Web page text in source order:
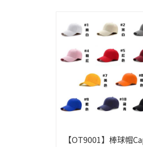
【OT9001】棒球帽